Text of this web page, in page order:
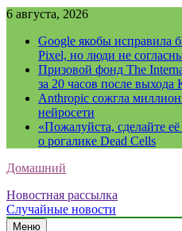
6 августа, 2026
Google якобы исправила
Pixel, но люди не
Призовой фонд The
за 20 часов после
Anthropic сожгла
нейросети
«Пожалуйста, сделайте
о рогалике Dead Cells
Домашний
Новостная рассылка
Случайные новости
Меню